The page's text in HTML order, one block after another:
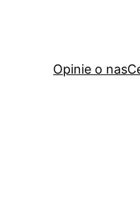
Opinie o nas